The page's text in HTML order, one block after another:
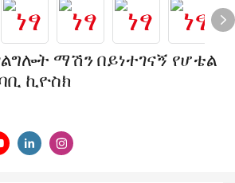
ማሽን በይነተገናኝ የሆቴል
ኪዮስክ